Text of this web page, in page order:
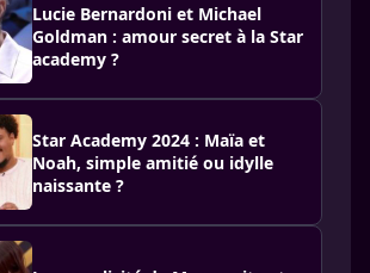
Lucie Bernardoni et Michael
Goldman : amour secret à la Star
academy ?
Star Academy 2024 : Maïa et
Noah, simple amitié ou idylle
naissante ?